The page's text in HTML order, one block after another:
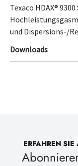
Texaco HDAX®
und Dispersions-/
Downloads
ERFAHREN